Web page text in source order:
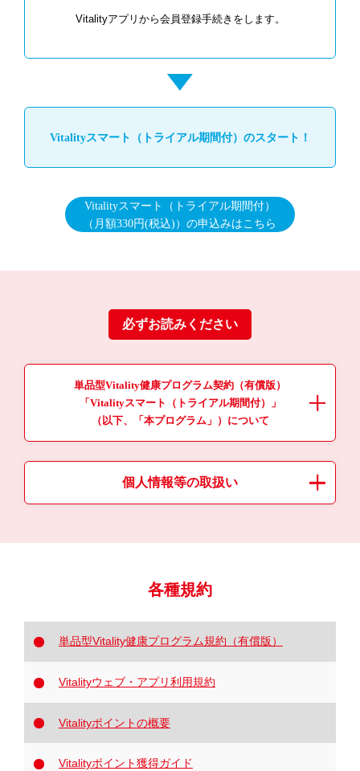
Vitalityアプリから会員登録手続きをします。
Vitalityスマート（トライアル期間付）のスタート！
Vitalityスマート（トライアル期間付）
（月額330円(税込)）の申込みはこちら
必ずお読みください
単品型Vitality健康プログラム契約（有償版）
「Vitalityスマート（トライアル期間付）」
（以下、「本プログラム」）について
個人情報等の取扱い
各種規約
単品型Vitality健康プログラム規約（有償版）
Vitalityウェブ・アプリ利用規約
Vitalityポイントの概要
Vitalityポイント獲得ガイド